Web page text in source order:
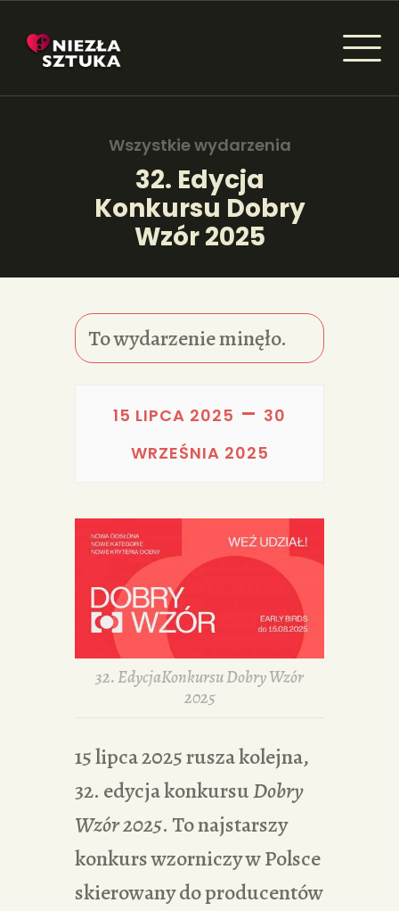
Wszystkie wydarzenia
32. Edycja
Konkursu Dobry
Wzór 2025
NIEZŁA SZTUKA - NEWSY
AKTUALNOŚCI
INSPIRACJE
KSIĄŻKI
PORTFOLIA
To wydarzenie minęło.
15 LIPCA 2025 – 30
WRZEŚNIA 2025
32. EdycjaKonkursu Dobry Wzór
2025
15 lipca 2025 rusza kolejna,
32. edycja konkursuDobry
Wzór 2025. To najstarszy
konkurs wzorniczy w Polsce
skierowany do producentów